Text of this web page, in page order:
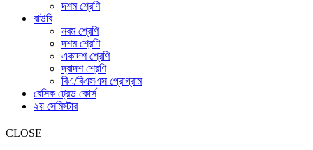
দশম শ্রেণি
বাউবি
নবম শ্রেণি
দশম শ্রেণি
একাদশ শ্রেণি
দ্বাদশ শ্রেণি
বিএ/বিএসএস প্রোগ্রাম
বেসিক ট্রেড কোর্স
২য় সেমিস্টার
CLOSE